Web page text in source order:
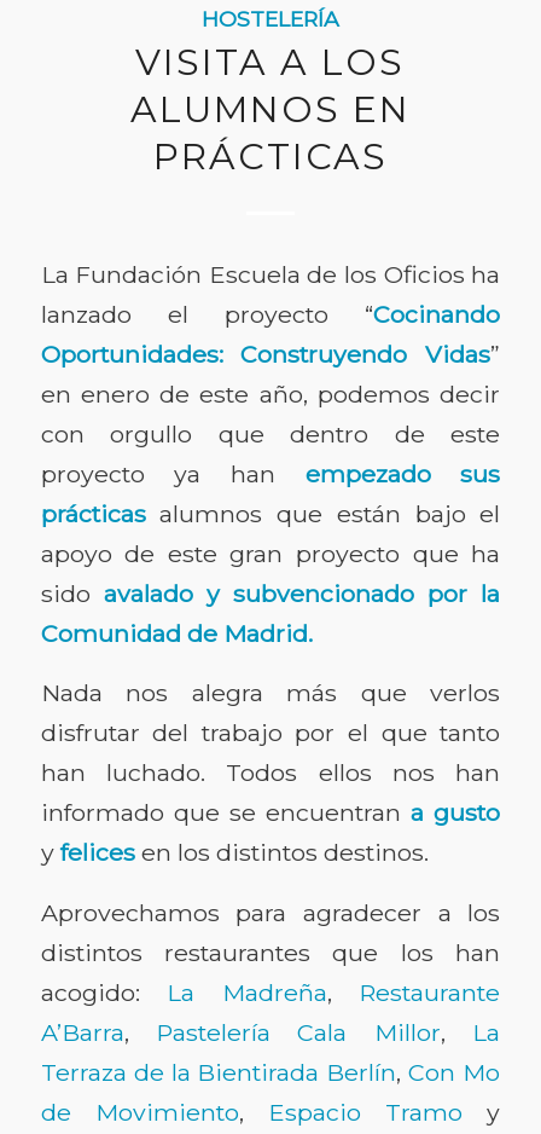
HOSTELERÍA
VISITA A LOS
ALUMNOS EN
PRÁCTICAS
La Fundación Escuela de los Oficios ha
lanzado el proyecto “Cocinando
Oportunidades: Construyendo Vidas”
en enero de este año, podemos decir
con orgullo que dentro de este
proyecto ya han empezado sus
prácticasalumnos que están bajo el
apoyo de este gran proyecto que ha
sido avalado y subvencionado por la
Comunidad de Madrid.
Nada nos alegra más que verlos
disfrutar del trabajo por el que tanto
han luchado. Todos ellos nos han
informado que se encuentrana gusto
yfelicesen los distintos destinos.
Aprovechamos para agradecer a los
distintos restaurantes que los han
acogido: La Madreña, Restaurante
A’Barra, Pastelería Cala Millor, La
Terraza de la Bientirada Berlín,Con Mo
de Movimiento, Espacio Tramo y